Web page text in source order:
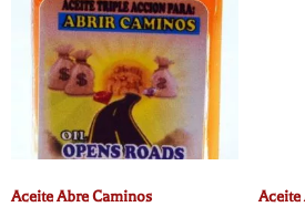
Aceite Abre Caminos Aceite